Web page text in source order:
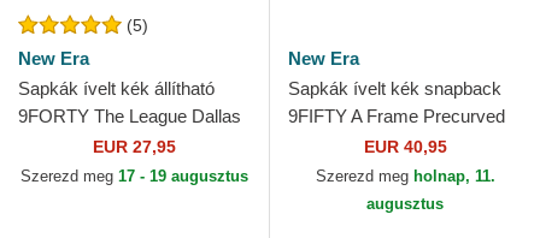
(5)
New Era
Sapkák ívelt kék állítható
9FORTY The League Dallas
Mavericks NBA New Era
EUR 27,95
Szerezd meg 17 - 19 augusztus
New Era
Sapkák ívelt kék snapback
9FIFTY A Frame Precurved
Hardwood Classics Dallas
Mavericks NBA New Era
EUR 40,95
Szerezd meg holnap, 11.
augusztus